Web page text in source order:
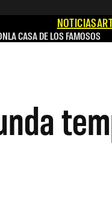
NOTICIAS
LA CASA DE LOS FAMOSOS